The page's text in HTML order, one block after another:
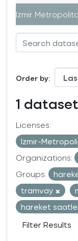
Izmir
Order by
1
Licenses:
Izmir-
Organizations:
Groups:
tramvay
hareket
Filter Results